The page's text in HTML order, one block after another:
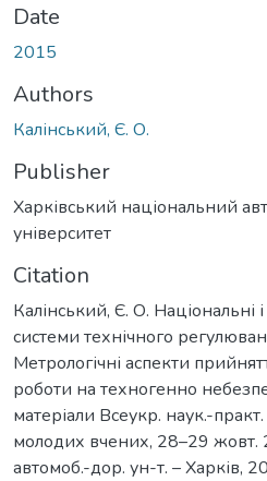
Date
2015
Authors
Калінський, Є. О.
Publisher
Харківський національний
університет
Citation
Калінський, Є. О. Національні
системи технічного
Метрологічні аспекти
роботи на техногенно
матеріали Всеукр. наук.-
молодих вчених, 28–29 жовт.
автомоб.-дор. ун-т. – Харків,